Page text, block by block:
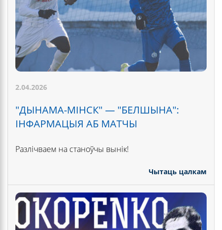
2.04.2026
"ДЫНАМА-МІНСК" — "БЕЛШЫНА":
ІНФАРМАЦЫЯ АБ МАТЧЫ
Разлічваем на станоўчы вынік!
Чытаць цалкам